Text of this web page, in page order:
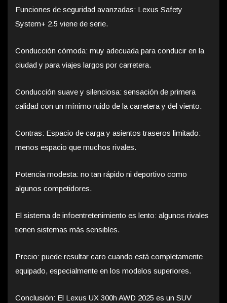
Funciones de seguridad avanzadas: Lexus Safety
System+ 2.5 viene de serie.
Conducción cómoda: muy adecuada para conducir en la
ciudad y para viajes largos por carretera.
Conducción suave y silenciosa: sensación de primera
calidad con un mínimo ruido de la carretera y del viento.
Contras: Espacio de carga y asientos traseros limitado:
menos espacio que muchos rivales.
Potencia modesta: no tan rápido ni deportivo como
algunos competidores.
El sistema de infoentretenimiento es lento: algunos rivales
tienen sistemas más sensibles.
Precio: puede resultar caro cuando está completamente
equipado, especialmente en los modelos superiores.
Conclusión: El Lexus UX 300h AWD 2025 es un SUV